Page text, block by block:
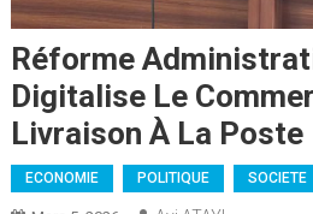
Réforme
Digitalise Le
Livraison À La Poste
ECONOMIE POLITIQUE SOCIETE